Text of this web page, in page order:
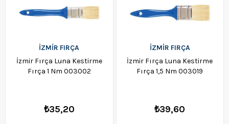
İZMİR FIRÇA
İzmir Fırça Luna Kestirme
Fırça 1 Nm 003002
₺35,20
İZMİR FIRÇA
İzmir Fırça Luna Kestirme
Fırça 1,5 Nm 003019
₺39,60